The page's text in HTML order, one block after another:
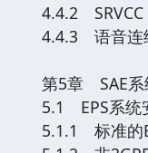
4.4.2
4.4.3 语音连
第5章 SAE
5.1 EPS系
5.1.1 标准的